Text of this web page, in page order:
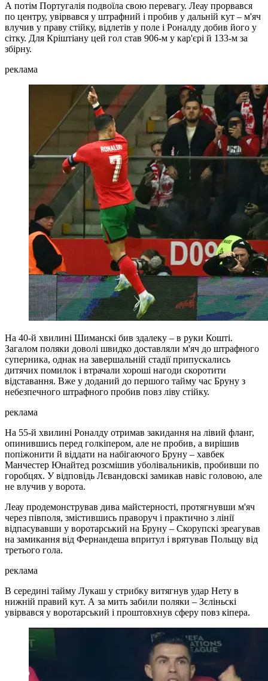
А потім Португалія подвоїла свою перевагу. Леау прорвався
по центру, увірвався у штрафний і пробив у дальній кут – м'яч
влучив у праву стійку, відлетів у поле і Роналду добив його у
сітку. Для Кріштіану цей гол став 906-м у кар'єрі й 133-м за
збірну.
реклама
На 40-й хвилині Шиманскі бив здалеку – в руки Кошті.
Загалом поляки доволі швидко доставляли м'яч до штрафного
суперника, однак на завершальній стадії припускались
дитячих помилок і втрачали хороші нагоди скоротити
відставання. Вже у доданий до першого тайму час Бруну з
небезпечного штрафного пробив повз ліву стійку.
реклама
На 55-й хвилині Роналду отримав закидання на лівий фланг,
опинившись перед голкіпером, але не пробив, а вирішив
попіжонити й віддати на набігаючого Бруну – хавбек
Манчестер Юнайтед розсмішив уболівальників, пробивши по
горобцях. У відповідь Лєвандовскі замикав навіс головою, але
не влучив у ворота.
Леау продемонстрував дива майстерності, протягнувши м'яч
через півполя, змістившись праворуч і практично з лінії
відпасувавши у воротарський на Бруну – Скорупскі зреагував
на замикання від Фернандеша впритул і врятував Польщу від
третього гола.
реклама
В середині тайму Лукаш у стрибку витягнув удар Нету в
нижній правий кут. А за мить забили поляки – Зєліньскі
увірвався у воротарський і проштовхнув сферу повз кіпера.